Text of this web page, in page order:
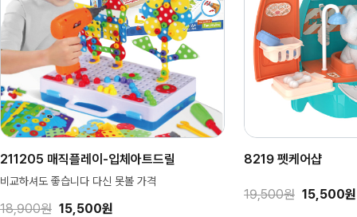
211205 매직플레이-입체아트드릴
비교하셔도 좋습니다 다신 못볼 가격
18,900원 15,500원
8219 펫케어샵
19,500원 15,500원